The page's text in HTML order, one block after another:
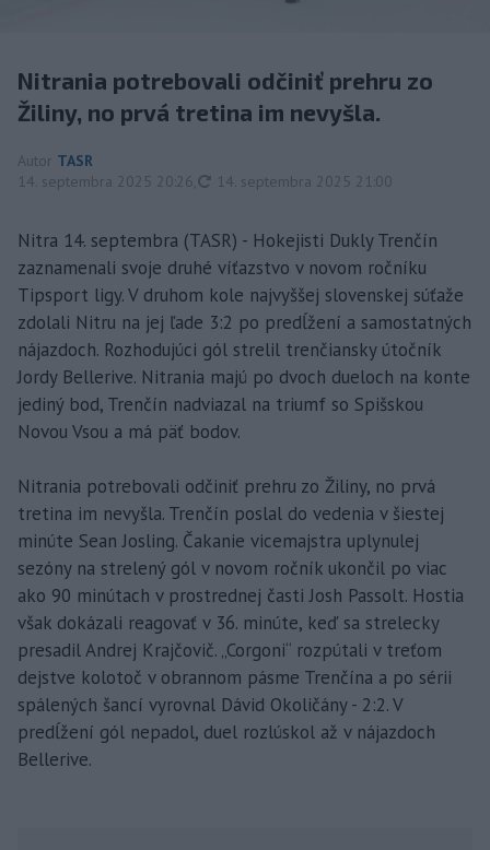
Nitrania potrebovali odčiniť prehru zo
Žiliny, no prvá tretina im nevyšla.
Autor TASR
14. septembra 2025 20:26
aktualizované
14. septembra 2025 21:00
Nitra 14. septembra (TASR) - Hokejisti Dukly Trenčín
zaznamenali svoje druhé víťazstvo v novom ročníku
Tipsport ligy. V druhom kole najvyššej slovenskej súťaže
zdolali Nitru na jej ľade 3:2 po predĺžení a samostatných
nájazdoch. Rozhodujúci gól strelil trenčiansky útočník
Jordy Bellerive. Nitrania majú po dvoch dueloch na konte
jediný bod, Trenčín nadviazal na triumf so Spišskou
Novou Vsou a má päť bodov.
Nitrania potrebovali odčiniť prehru zo Žiliny, no prvá
tretina im nevyšla. Trenčín poslal do vedenia v šiestej
minúte Sean Josling. Čakanie vicemajstra uplynulej
sezóny na strelený gól v novom ročník ukončil po viac
ako 90 minútach v prostrednej časti Josh Passolt. Hostia
však dokázali reagovať v 36. minúte, keď sa strelecky
presadil Andrej Krajčovič. „Corgoni“ rozpútali v treťom
dejstve kolotoč v obrannom pásme Trenčína a po sérii
spálených šancí vyrovnal Dávid Okoličány - 2:2. V
predĺžení gól nepadol, duel rozlúskol až v nájazdoch
Bellerive.